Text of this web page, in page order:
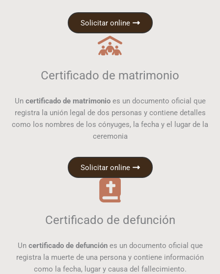
Solicitar online
Certificado de matrimonio
Un certificado de matrimonioes un documento oficial que
registra la unión legal de dos personas y contiene detalles
como los nombres de los cónyuges, la fecha y el lugar de la
ceremonia
Solicitar online
Certificado de defunción
Un certificado de defunciónes un documento oficial que
registra la muerte de una persona y contiene información
como la fecha, lugar y causa del fallecimiento.